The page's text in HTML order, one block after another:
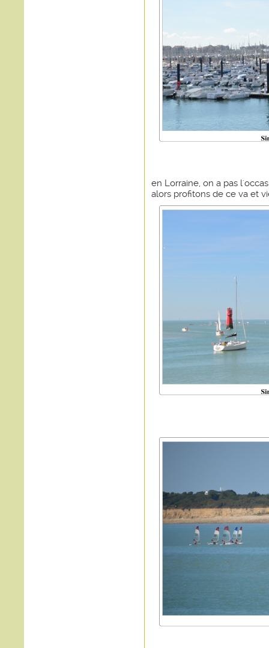
en Lorraine, on a pas
alors profitons de ce va et